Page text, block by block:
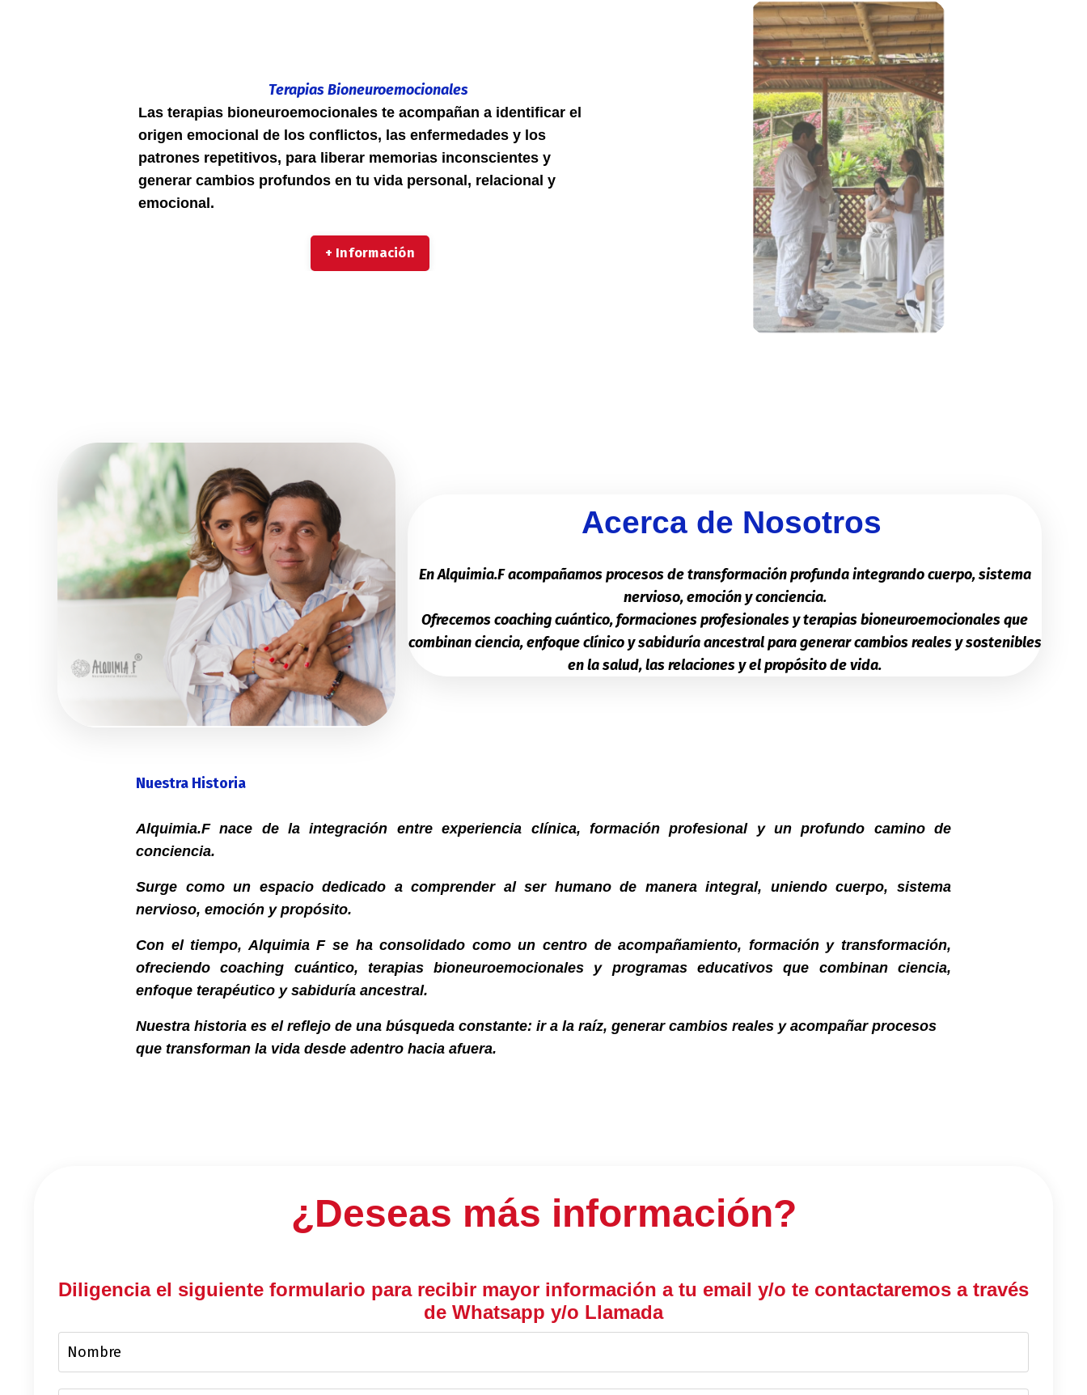
Terapias Bioneuroemocionales
Las terapias bioneuroemocionales te acompañan a identificar el
origen emocional de los conflictos, las enfermedades y los
patrones repetitivos, para liberar memorias inconscientes y
generar cambios profundos en tu vida personal, relacional y
emocional.
+ Información
Acerca de Nosotros
En Alquimia.F acompañamos procesos de transformación profunda integrando cuerpo, sistema
nervioso, emoción y conciencia.
Ofrecemos coaching cuántico, formaciones profesionales y terapias bioneuroemocionales que
combinan ciencia, enfoque clínico y sabiduría ancestral para generar cambios reales y sostenibles
en la salud, las relaciones y el propósito de vida.
Nuestra Historia
Alquimia.F nace de la integración entre experiencia clínica, formación profesional y un profundo camino de
conciencia.
Surge como un espacio dedicado a comprender al ser humano de manera integral, uniendo cuerpo, sistema
nervioso, emoción y propósito.
Con el tiempo, Alquimia F se ha consolidado como un centro de acompañamiento, formación y transformación,
ofreciendo coaching cuántico, terapias bioneuroemocionales y programas educativos que combinan ciencia,
enfoque terapéutico y sabiduría ancestral.
Nuestra historia es el reflejo de una búsqueda constante: ir a la raíz, generar cambios reales y acompañar procesos
que transforman la vida desde adentro hacia afuera.
¿Deseas más información?
Diligencia el siguiente formulario para recibir mayor información a tu email y/o te contactaremos a través
de Whatsapp y/o Llamada